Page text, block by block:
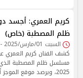
كريم العمري:
ظلم المصطبة (خاص)
السبت 01/مارس/2025 - 09:46 ص
كشف الفنان كريم
مسلسل ظلم المصطبة
2025، ويرصد موقع الموجز أبرز التفاصيل.